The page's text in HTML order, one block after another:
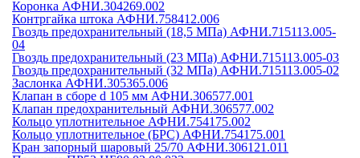
Коронка АФНИ.304269.002
Контргайка штока АФНИ.758412.006
Гвоздь предохранительный (18,5 МПа) АФНИ.715113.005-
04
Гвоздь предохранительный (23 МПа) АФНИ.715113.005-03
Гвоздь предохранительный (32 МПа) АФНИ.715113.005-02
Заслонка АФНИ.305365.006
Клапан в сборе d 105 мм АФНИ.306577.001
Клапан предохранительный АФНИ.306577.002
Кольцо уплотнительное АФНИ.754175.002
Кольцо уплотнительное (БРС) АФНИ.754175.001
Кран запорный шаровый 25/70 АФНИ.306121.011